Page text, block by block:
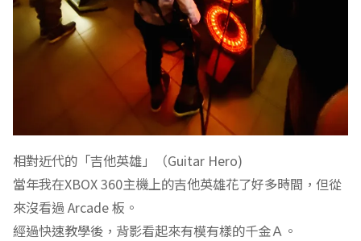
相對近代的「吉他英雄」（Guitar Hero)
當年我在XBOX 360主機上的吉他英雄花了好多時間，但從
來沒看過 Arcade 板。
經過快速教學後，背影看起來有模有樣的千金Ａ。